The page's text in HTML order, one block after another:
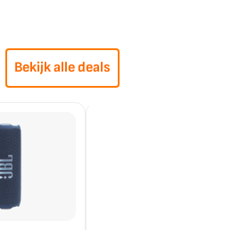
Bekijk alle deals